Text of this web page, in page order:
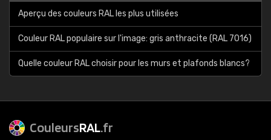
Aperçu des couleurs RAL les plus utilisées
Couleur RAL populaire sur l'image: gris anthracite (RAL 7016)
Quelle couleur RAL choisir pour les murs et plafonds blancs?
CouleursRAL.fr